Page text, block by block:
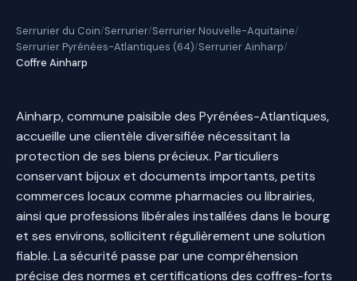
Serrurier du Coin/Serrurier/Serrurier Nouvelle-Aquitaine/
Serrurier Pyrénées-Atlantiques (64)/Serrurier Ainharp/
Coffre Ainharp
Ainharp, commune paisible des Pyrénées-Atlantiques,
accueille une clientèle diversifiée nécessitant la
protection de ses biens précieux. Particuliers
conservant bijoux et documents importants, petits
commerces locaux comme pharmacies ou librairies,
ainsi que professions libérales installées dans le bourg
et ses environs, sollicitent régulièrement une solution
fiable. La sécurité passe par une compréhension
précise des normes et certifications des coffres-forts